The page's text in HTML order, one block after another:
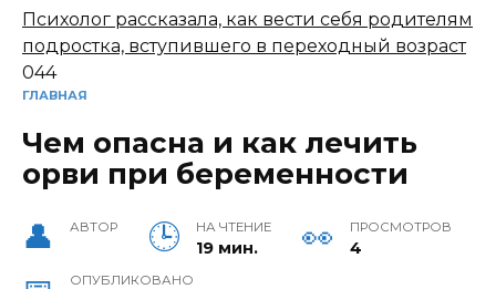
ГЛАВНАЯ
Чем опасна и как лечить
орви при беременности
АВТОР НА ЧТЕНИЕ
19 мин.
ПРОСМОТРОВ
4
ОПУБЛИКОВАНО
Психолог рассказала, как вести себя родителям
подростка, вступившего в переходный возраст
044